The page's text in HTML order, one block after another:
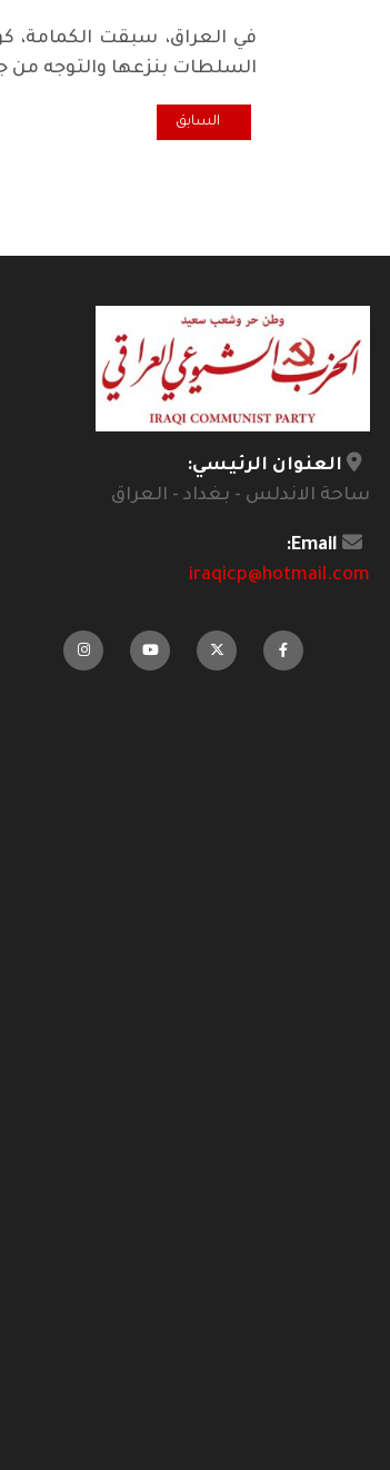
في العراق، سبقت الكمامة،
السلطات بنزعها والتوجه من
المقال السابق: المستشار سبب
السابق
العنوان الرئيسي:
ساحة الاندلس - بغداد - العراق
Email:
iraqicp@hotmail.com